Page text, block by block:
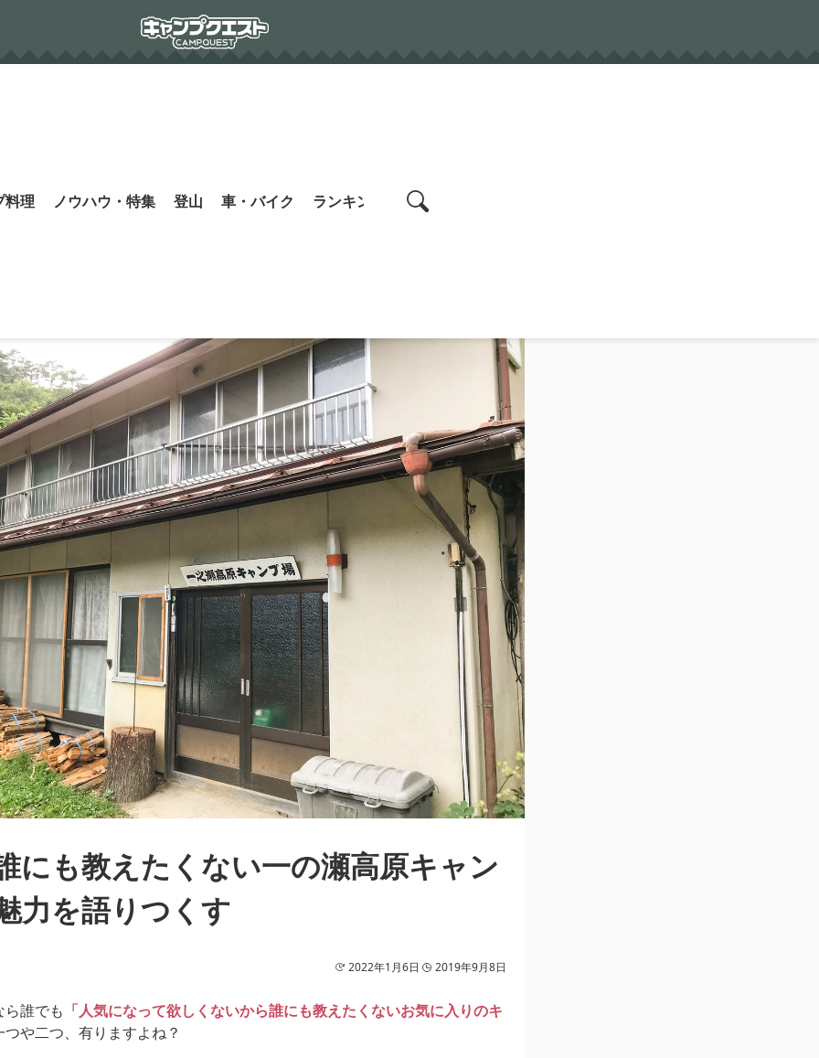
料理 ノウハウ・特集 登山 車・バイク ランキング search
にも教えたくない一の瀬高原キャン
力を語りつくす
2022年1月6日 2019年9月8日
誰でも 「人気になって欲しくないから誰にも教えたくないお気に入りのキ
つや二つ、有りますよね？